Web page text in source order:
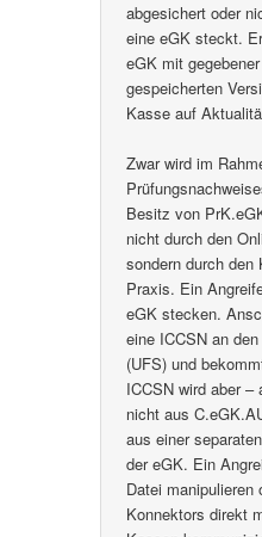
abgesichert oder
eine eGK steckt.
eGK mit
gespeicherten
Kasse auf
Zwar wird im
Besitz von
nicht durch den
sondern durch den
Praxis. Ein
eGK stecken.
eine ICCSN an
(UFS) und
ICCSN wird aber –
nicht aus
aus einer
der eGK. Ein
Datei manipulieren
Konnektors direkt